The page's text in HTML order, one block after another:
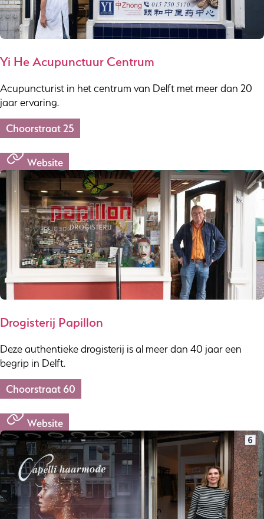
Yi He Acupunctuur Centrum
Acupuncturist in het centrum van Delft met meer dan 20
jaar ervaring.
Choorstraat 25
Website
Drogisterij Papillon
Deze authentieke drogisterij is al meer dan 40 jaar een
begrip in Delft.
Choorstraat 60
Website